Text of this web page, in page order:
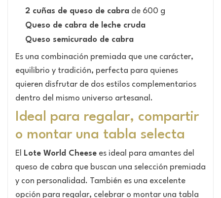
2 cuñas de queso de cabra de 600 g
Queso de cabra de leche cruda
Queso semicurado de cabra
Es una combinación premiada que une carácter,
equilibrio y tradición, perfecta para quienes
quieren disfrutar de dos estilos complementarios
dentro del mismo universo artesanal.
Ideal para regalar, compartir
o montar una tabla selecta
El Lote World Cheese es ideal para amantes del
queso de cabra que buscan una selección premiada
y con personalidad. También es una excelente
opción para regalar, celebrar o montar una tabla